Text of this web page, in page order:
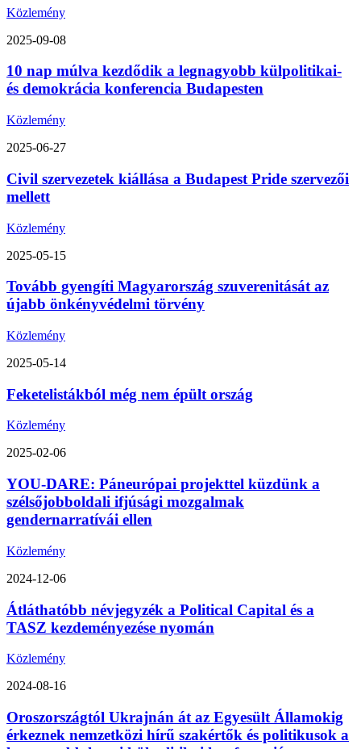
Közlemény
2025-09-08
10 nap múlva kezdődik a legnagyobb külpolitikai-
és demokrácia konferencia Budapesten
Közlemény
2025-06-27
Civil szervezetek kiállása a Budapest Pride szervezői
mellett
Közlemény
2025-05-15
Tovább gyengíti Magyarország szuverenitását az
újabb önkényvédelmi törvény
Közlemény
2025-05-14
Feketelistákból még nem épült ország
Közlemény
2025-02-06
YOU-DARE: Páneurópai projekttel küzdünk a
szélsőjobboldali ifjúsági mozgalmak
gendernarratívái ellen
Közlemény
2024-12-06
Átláthatóbb névjegyzék a Political Capital és a
TASZ kezdeményezése nyomán
Közlemény
2024-08-16
Oroszországtól Ukrajnán át az Egyesült Államokig
érkeznek nemzetközi hírű szakértők és politikusok a